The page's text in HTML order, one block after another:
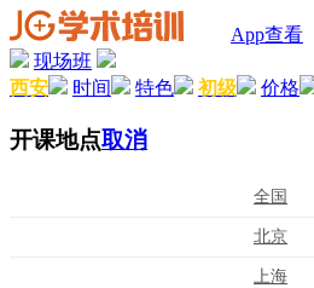
App查看
现场班
西安
时间 特色 初级 价格
开课地点取消
全国
北京
上海